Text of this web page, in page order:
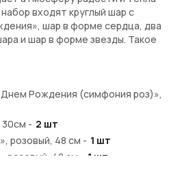
входят круглый шар с
шар в форме сердца, два
и шар в форме звезды. Такое
надписью подчеркивает
добавляют
Рождения (симфония роз)»,
30см - 2 шт
розовый, 48 см - 1 шт
розовый, 48 см
1 шт